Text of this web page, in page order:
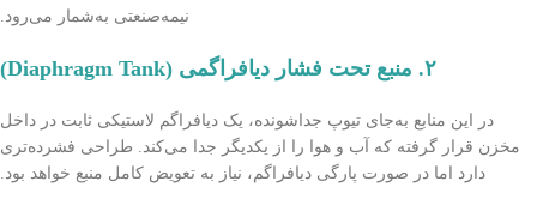
نیمه‌صنعتی به‌شمار می‌رود.
۲. منبع تحت فشار دیافراگمی (Diaphragm Tank)
در این منابع به‌جای تیوپ جداشونده، یک دیافراگم لاستیکی ثابت در داخل
مخزن قرار گرفته که آب و هوا را از یکدیگر جدا می‌کند. طراحی فشرده‌تری
دارد اما در صورت پارگی دیافراگم، نیاز به تعویض کامل منبع خواهد بود.